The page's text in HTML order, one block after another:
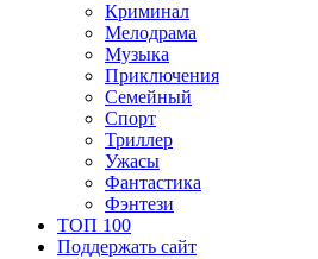
Криминал
Мелодрама
Музыка
Приключения
Семейный
Спорт
Триллер
Ужасы
Фантастика
Фэнтези
ТОП 100
Поддержать сайт